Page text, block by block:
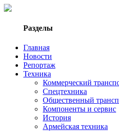
Разделы
Главная
Новости
Репортаж
Техника
Коммерческий
Спецтехника
Общественный
Компоненты и сервис
История
Армейская техника